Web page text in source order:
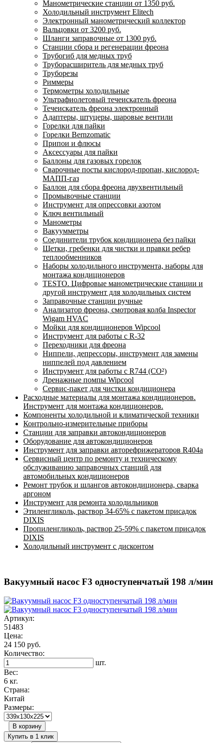
Манометрические станции от 1350 руб.
Холодильный инструмент Elitech
Электронный манометрический коллектор
Вальцовки от 3200 руб.
Шланги заправочные от 1300 руб.
Станции сбора и регенерации фреона
Трубогиб для медных труб
Труборасширитель для медных труб
Труборезы
Риммеры
Термометры холодильные
Ультрафиолетовый течеискатель фреона
Течеискатель фреона электронный
Адаптеры, штуцеры, шаровые вентили
Горелки для пайки
Горелки Bernzomatic
Припои и флюсы
Аксессуары для пайки
Баллоны для газовых горелок
Сварочные посты кислород-пропан, кислород-
МАПП-газ
Баллон для сбора фреона двухвентильный
Промывочные станции
Инструмент для опрессовки азотом
Ключ вентильный
Манометры
Вакуумметры
Соединители трубок кондиционера без пайки
Щетки, гребенки для чистки и правки ребер
теплообменников
Наборы холодильного инструмента, наборы для
монтажа кондиционеров
TESTO. Цифровые манометрические станции и
другой инструмент для холодильных систем
Заправочные станции ручные
Анализатор фреона, смотровая колба Inspector
Wigam HVAC
Мойки для кондиционеров Wipcool
Инструмент для работы с R-32
Переходники для фреона
Ниппели, депрессоры, инструмент для замены
ниппелей под давлением
Инструмент для работы с R744 (CO²)
Дренажные помпы Wipcool
Сервис-пакет для чистки кондиционера
Расходные материалы для монтажа кондиционеров.
Инструмент для монтажа кондиционеров.
Компоненты холодильной и климатической техники
Контрольно-измерительные приборы
Станции для заправки автокондиционеров
Оборудование для автокондиционеров
Инструмент для заправки авторефрижераторов R404a
Сервисный центр по ремонту и техническому
обслуживанию заправочных станций для
автомобильных кондиционеров
Ремонт трубок и шлангов автокондиционера, сварка
аргоном
Инструмент для ремонта холодильников
Этиленгликоль, раствор 34-65% с пакетом присадок
DIXIS
Пропиленгликоль, раствор 25-59% с пакетом присадок
DIXIS
Холодильный инструмент с дисконтом
Вакуумный насос F3 одноступенчатый 198 л/мин
Артикул:
51483
Цена:
24 150 руб.
Количество:
шт.
Вес:
6 кг.
Страна:
Китай
Размеры:
В корзину
Купить в 1 клик